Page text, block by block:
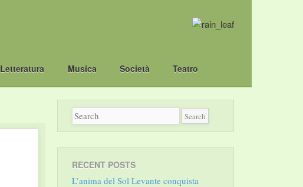
Letteratura Musica Società Teatro
RECENT POSTS
L’anima del Sol Levante conquista